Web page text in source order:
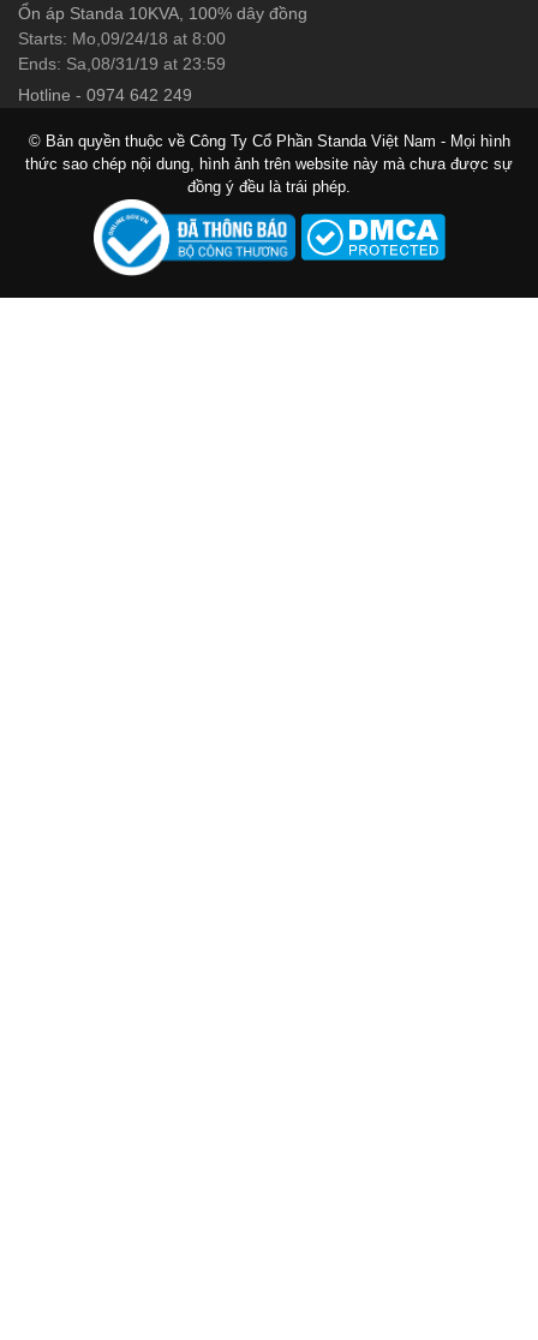
Ổn áp Standa 10KVA, 100% dây đồng
Starts: Mo,09/24/18 at 8:00
Ends: Sa,08/31/19 at 23:59
Hotline - 0974 642 249
© Bản quyền thuộc về Công Ty Cổ Phần Standa Việt Nam - Mọi hình
thức sao chép nội dung, hình ảnh trên website này mà chưa được sự
đồng ý đều là trái phép.